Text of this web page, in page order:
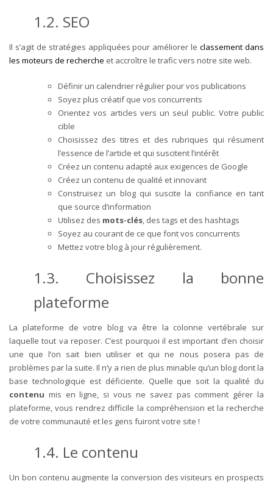
1.2. SEO
Il s’agit de stratégies appliquées pour améliorer leclassement dans
les moteurs de recherche et accroître le trafic vers notre site web.
Définir un calendrier régulier pour vos publications
Soyez plus créatif que vos concurrents
Orientez vos articles vers un seul public. Votre public
cible
Choisissez des titres et des rubriques qui résument
l’essence de l’article et qui suscitent l’intérêt
Créez un contenu adapté aux exigences de Google
Créez un contenu de qualité et innovant
Construisez un blog qui suscite la confiance en tant
que source d’information
Utilisez des mots-clés, des tags et des hashtags
Soyez au courant de ce que font vos concurrents
Mettez votre blog à jour régulièrement.
1.3. Choisissez la bonne
plateforme
La plateforme de votre blog va être la colonne vertébrale sur
laquelle tout va reposer. C’est pourquoi il est important d’en choisir
une que l’on sait bien utiliser et qui ne nous posera pas de
problèmes par la suite. Il n’y a rien de plus minable qu’un blog dont la
base technologique est déficiente. Quelle que soit la qualité du
contenu mis en ligne, si vous ne savez pas comment gérer la
plateforme, vous rendrez difficile la compréhension et la recherche
de votre communauté et les gens fuiront votre site !
1.4. Le contenu
Un bon contenu augmente la conversion des visiteurs en prospects